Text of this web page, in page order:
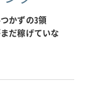
かずの3領
だ稼げていな